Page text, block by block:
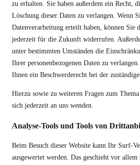
zu erhalten. Sie haben außerdem ein Recht,
Löschung dieser Daten zu verlangen. Wenn
Datenverarbeitung erteilt haben, können Sie
jederzeit für die Zukunft widerrufen.
unter bestimmten Umständen die
Ihrer personenbezogenen Daten zu
Ihnen ein Beschwerderecht bei der
Hierzu sowie zu weiteren Fragen zum
sich jederzeit an uns wenden.
Analyse-Tools und Tools von
Beim Besuch dieser Website kann Ihr Surf-
ausgewertet werden. Das geschieht vor allem